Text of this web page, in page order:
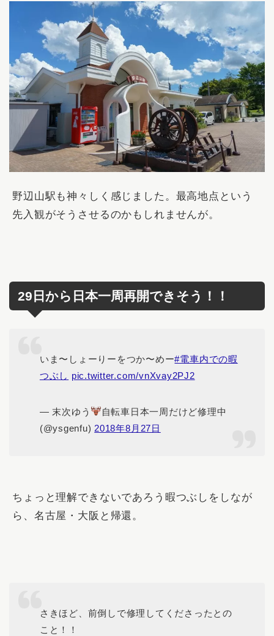
野辺山駅も神々しく感じました。最高地点という
先入観がそうさせるのかもしれませんが。
29日から日本一周再開できそう！！
いま〜しょーりーをつか〜めー#電車内での暇
つぶし pic.twitter.com/vnXvay2PJ2
— 末次ゆう
自転車日本一周だけど修理中
(@ysgenfu) 2018年8月27日
ちょっと理解できないであろう暇つぶしをしなが
ら、名古屋・大阪と帰還。
さきほど、前倒しで修理してくださったとの
こと！！